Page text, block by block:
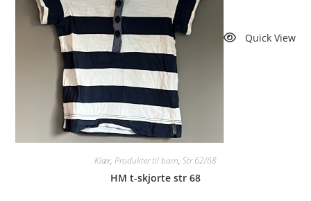
Quick View
Klær, Produkter til barn, Str 62/68
HM t-skjorte str 68